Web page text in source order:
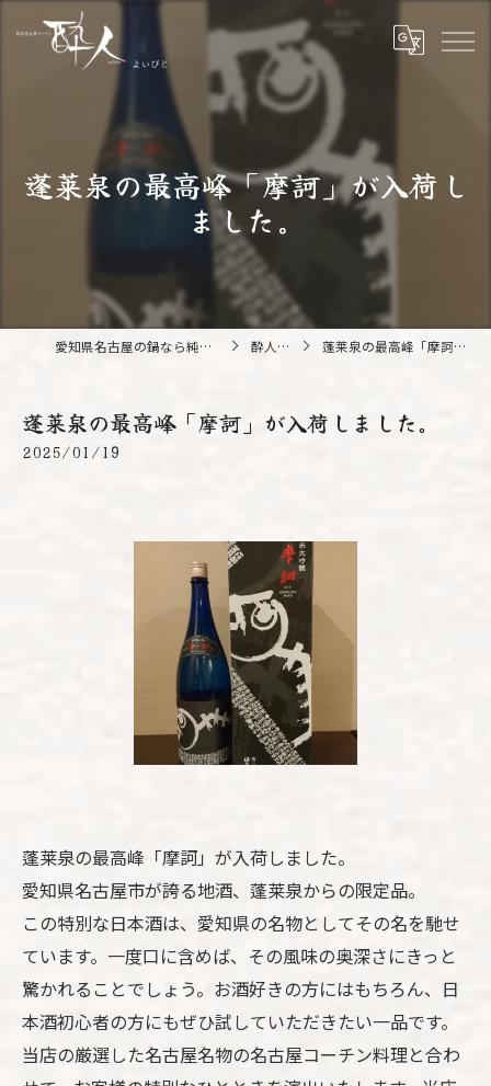
蓬莱泉の最高峰「摩訶」が入荷し
ました。
愛知県名古屋の鍋なら純系名古屋コーチン 酔人 酔人ブログ 蓬莱泉の最高峰「摩訶」が入荷しました。
蓬莱泉の最高峰「摩訶」が入荷しました。
2025/01/19
蓬莱泉の最高峰「摩訶」が入荷しました。
愛知県名古屋市が誇る地酒、蓬莱泉からの限定品。
この特別な日本酒は、愛知県の名物としてその名を馳せ
ています。一度口に含めば、その風味の奥深さにきっと
驚かれることでしょう。お酒好きの方にはもちろん、日
本酒初心者の方にもぜひ試していただきたい一品です。
当店の厳選した名古屋名物の名古屋コーチン料理と合わ